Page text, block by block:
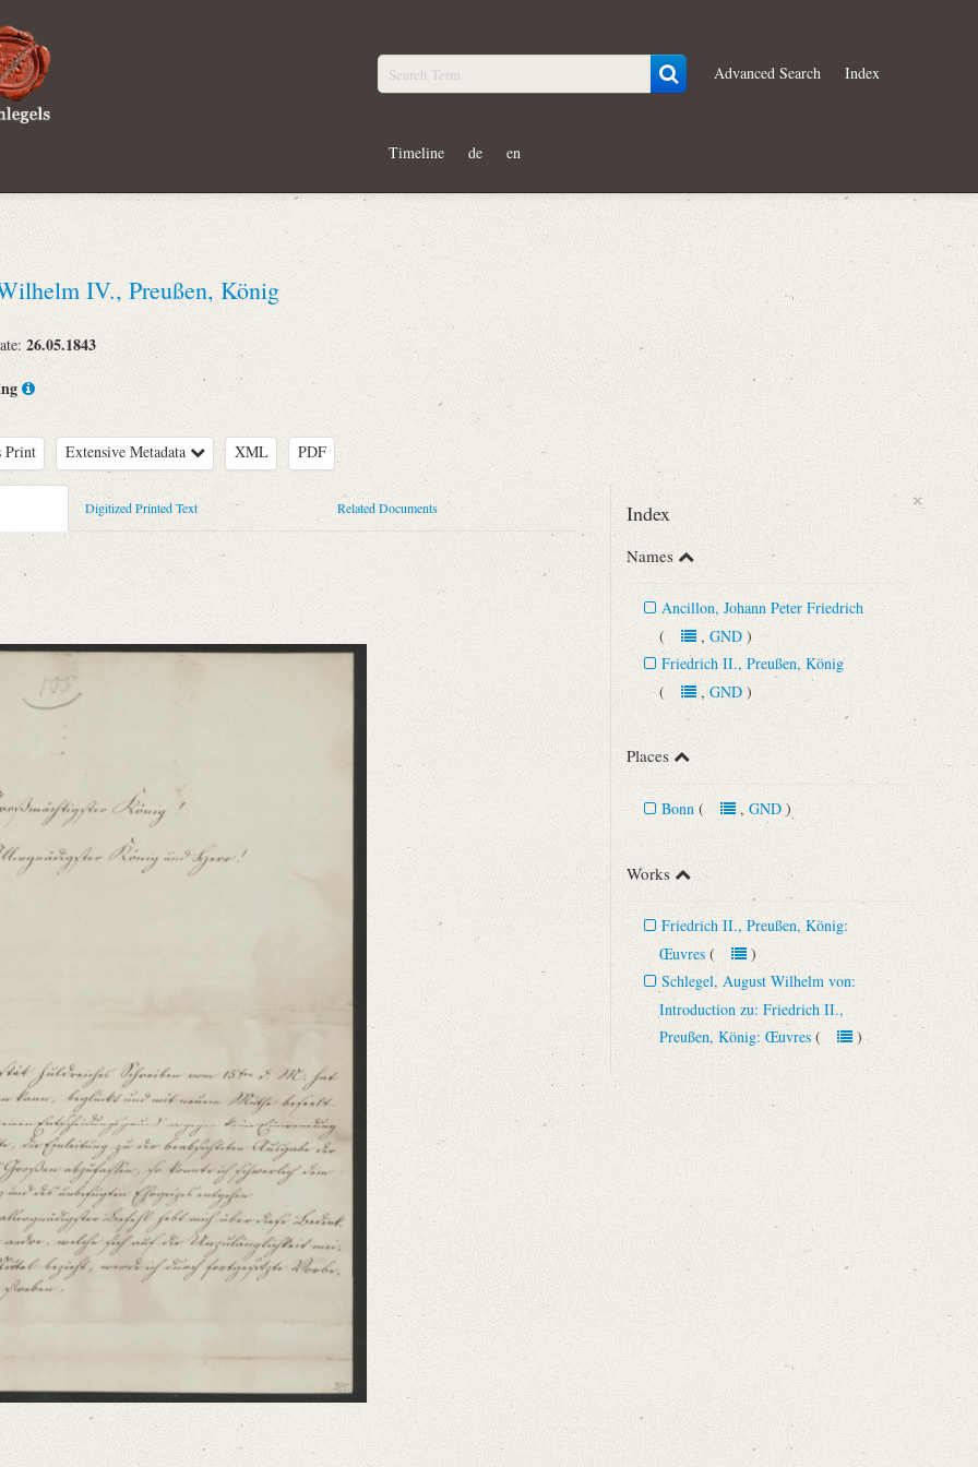
Advanced Search Index
Timeline de en
IV., Preußen, König
26.05.1843
Print Extensive Metadata XML PDF
und erläutert durch Josef Körner. Bd. 1. Zürich u.a. 1930, S. 605‒606.
als ich sagen kann, beglückt [...]“
Digitized Printed Text Related Documents ×
Index
Names
Ancillon, Johann Peter Friedrich
(, GND)
Friedrich II., Preußen, König
(, GND)
Places
Bonn (, GND)
Works
Friedrich II., Preußen, König:
Œuvres ()
Schlegel, August Wilhelm von:
Introduction zu: Friedrich II.,
Preußen, König: Œuvres ()